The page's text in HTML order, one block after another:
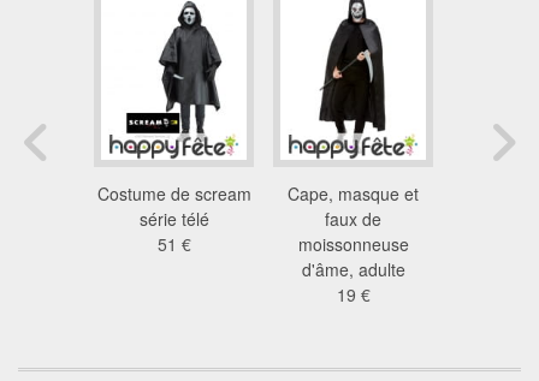
Costume de scream
série télé
51 €
Cape, masque et
faux de
moissonneuse
d'âme, adulte
19 €